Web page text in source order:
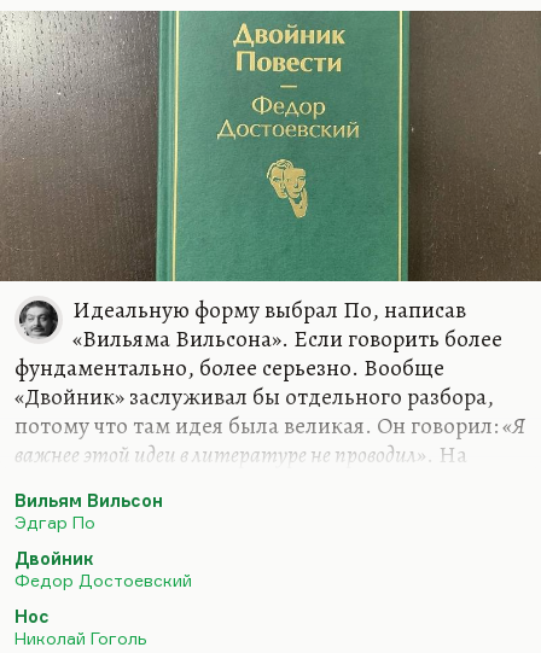
Идеальную форму выбрал По, написав
«Вильяма Вильсона». Если говорить более
фундаментально, более серьезно. Вообще
«Двойник» заслуживал бы отдельного разбора,
потому что там идея была великая. Он говорил:«Я
важнее этой идеи в литературе не проводил». На
инквизитор более важная идея, более интересная
история. В чем важность идеи? Я не говорю о том,
что он прекрасно написан. Прекрасно описан
дебют безумия и раздвоение Голядкина. Я
думаю, важность этой идеи даже не в том, что
Вильям Вильсон
Эдгар По
Двойник
Федор Достоевский
Нос
Николай Гоголь